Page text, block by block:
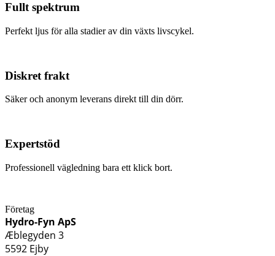
Fullt spektrum
Perfekt ljus för alla stadier av din växts livscykel.
Diskret frakt
Säker och anonym leverans direkt till din dörr.
Expertstöd
Professionell vägledning bara ett klick bort.
Företag
Hydro-Fyn ApS
Æblegyden 3
5592 Ejby